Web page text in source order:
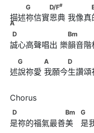
G　　　D/F
G D/F#
A
描述祢信實恩典 我像
D　　　　　　      　Bm
D Bm
誠心高聲唱出 樂韻音
G　　　      A　　　D
G A D
述說祢愛 我願今生讚頌
D　　　　　　　Bm　
D Bm G
是祢的福氣最善美   是